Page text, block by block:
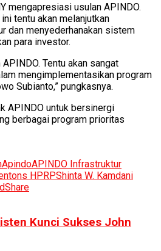
mengapresiasi usulan APINDO.
tentu akan melanjutkan
dan menyederhanakan sistem
para investor.
Tentu akan sangat
mengimplementasikan program
Subianto,” pungkasnya.
APINDO untuk bersinergi
berbagai program prioritas
ApindoAPINDO Infrastruktur
HPRPShinta W. Kamdani
Share
Kunci Sukses John